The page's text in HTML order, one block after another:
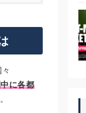
に各都